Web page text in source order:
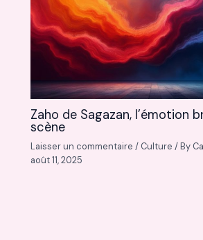
Zaho de Sagazan, l’émotion
scène
Laisser un commentaire / Culture / By
août 11, 2025